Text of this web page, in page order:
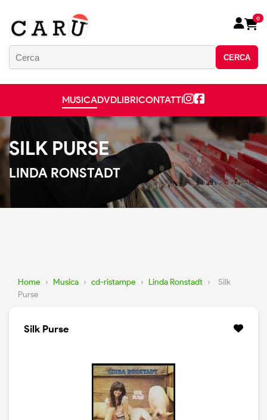
CERCA
0
MUSICADVDLIBRICONTATTI
SILK PURSE
LINDA RONSTADT
Home › Musica › cd-ristampe › Linda Ronstadt ›
Silk
Purse
Silk Purse